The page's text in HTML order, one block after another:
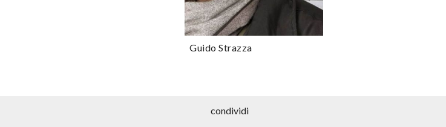
Guido Strazza
condividi